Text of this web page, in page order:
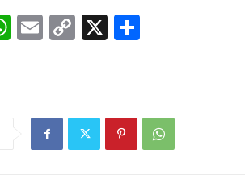
W E
C
Li
n
X
er